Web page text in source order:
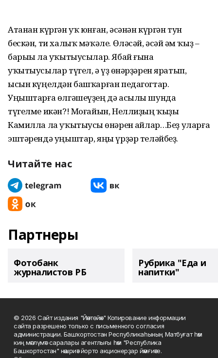
Атанан күргән уҡ юнған, әсәнән күргән тун
бескән, ти халыҡ мәҡәле. Өләсәй, әсәй һәм ҡыҙ –
барыһы ла уҡытыусылар. Ябай ғына
уҡытыусылар түгел, ә үҙ һөнәрҙәрен яратып,
ысын күңелдән башҡарған педагогтар.
Уңыштарға өлгәшеүҙең дә асылы шунда
түгелме икән?! Моғайын, Неллиҙың ҡыҙы
Камилла ла уҡытыусы һөнәрен һайлар…Беҙ уларға
эштәрендә уңыштар, яңы үрҙәр теләйбеҙ.
Читайте нас
Партнеры
Фотобанк
журналистов РБ
Рубрика "Еда и
напитки"
© 2026 Сайт издания "Йәнтөйәк" Копирование информации
сайта разрешено только с письменного согласия
администрации. Башҡортостан Республикаһының Матбуғат һәм
киң мәғлүмәт саралары агентлығы һәм "Республика
Башкортостан" нәшриәт йорто акционерҙар йәмғиәте.